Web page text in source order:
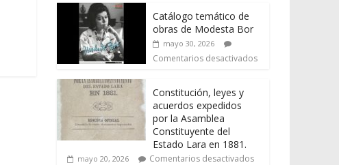
Catálogo temático de
obras de Modesta Bor
mayo 30, 2026
Comentarios desactivados
Constitución, leyes y
acuerdos expedidos
por la Asamblea
Constituyente del
Estado Lara en 1881.
mayo 20, 2026 Comentarios desactivados